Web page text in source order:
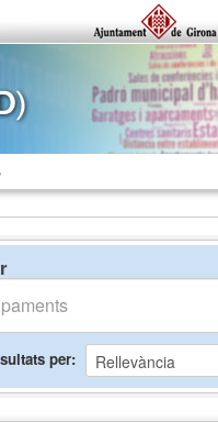
per